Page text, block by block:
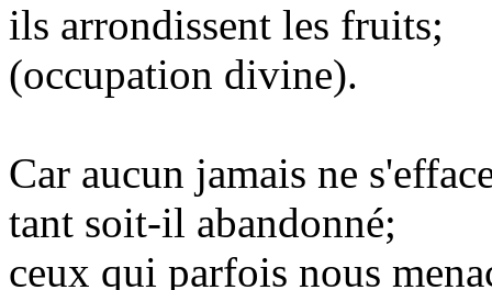
ils arrondissent les fruits;
(occupation divine).
Car aucun jamais ne
tant soit-il abandonné;
ceux qui parfois nous